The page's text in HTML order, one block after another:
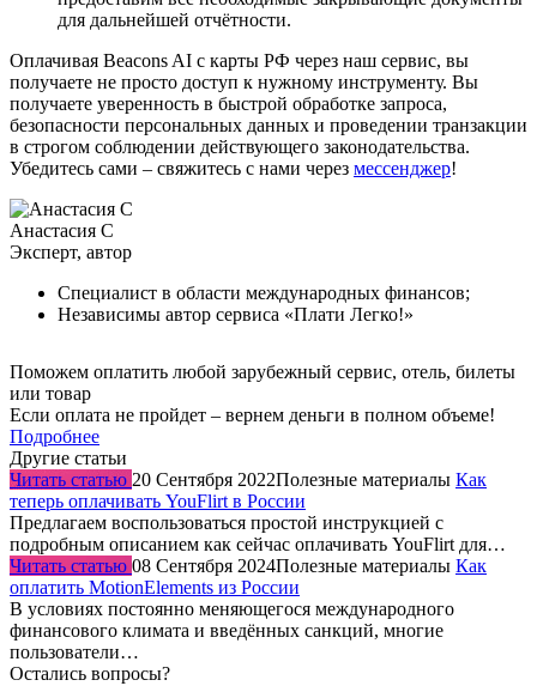
для дальнейшей отчётности.
Оплачивая Beacons AI с карты РФ через наш сервис, вы
получаете не просто доступ к нужному инструменту. Вы
получаете уверенность в быстрой обработке запроса,
безопасности персональных данных и проведении транзакции
в строгом соблюдении действующего законодательства.
Убедитесь сами – свяжитесь с нами через мессенджер!
Анастасия С
Эксперт, автор
Специалист в области международных финансов;
Независимы автор сервиса «Плати Легко!»
Поможем оплатить любой зарубежный сервис, отель, билеты
или товар
Если оплата не пройдет – вернем деньги в полном объеме!
Подробнее
Другие статьи
Читать статью 20 Сентября 2022Полезные материалы Как
теперь оплачивать YouFlirt в России
Предлагаем воспользоваться простой инструкцией с
подробным описанием как сейчас оплачивать YouFlirt для…
Читать статью 08 Сентября 2024Полезные материалы Как
оплатить MotionElements из России
В условиях постоянно меняющегося международного
финансового климата и введённых санкций, многие
пользователи…
Остались вопросы?